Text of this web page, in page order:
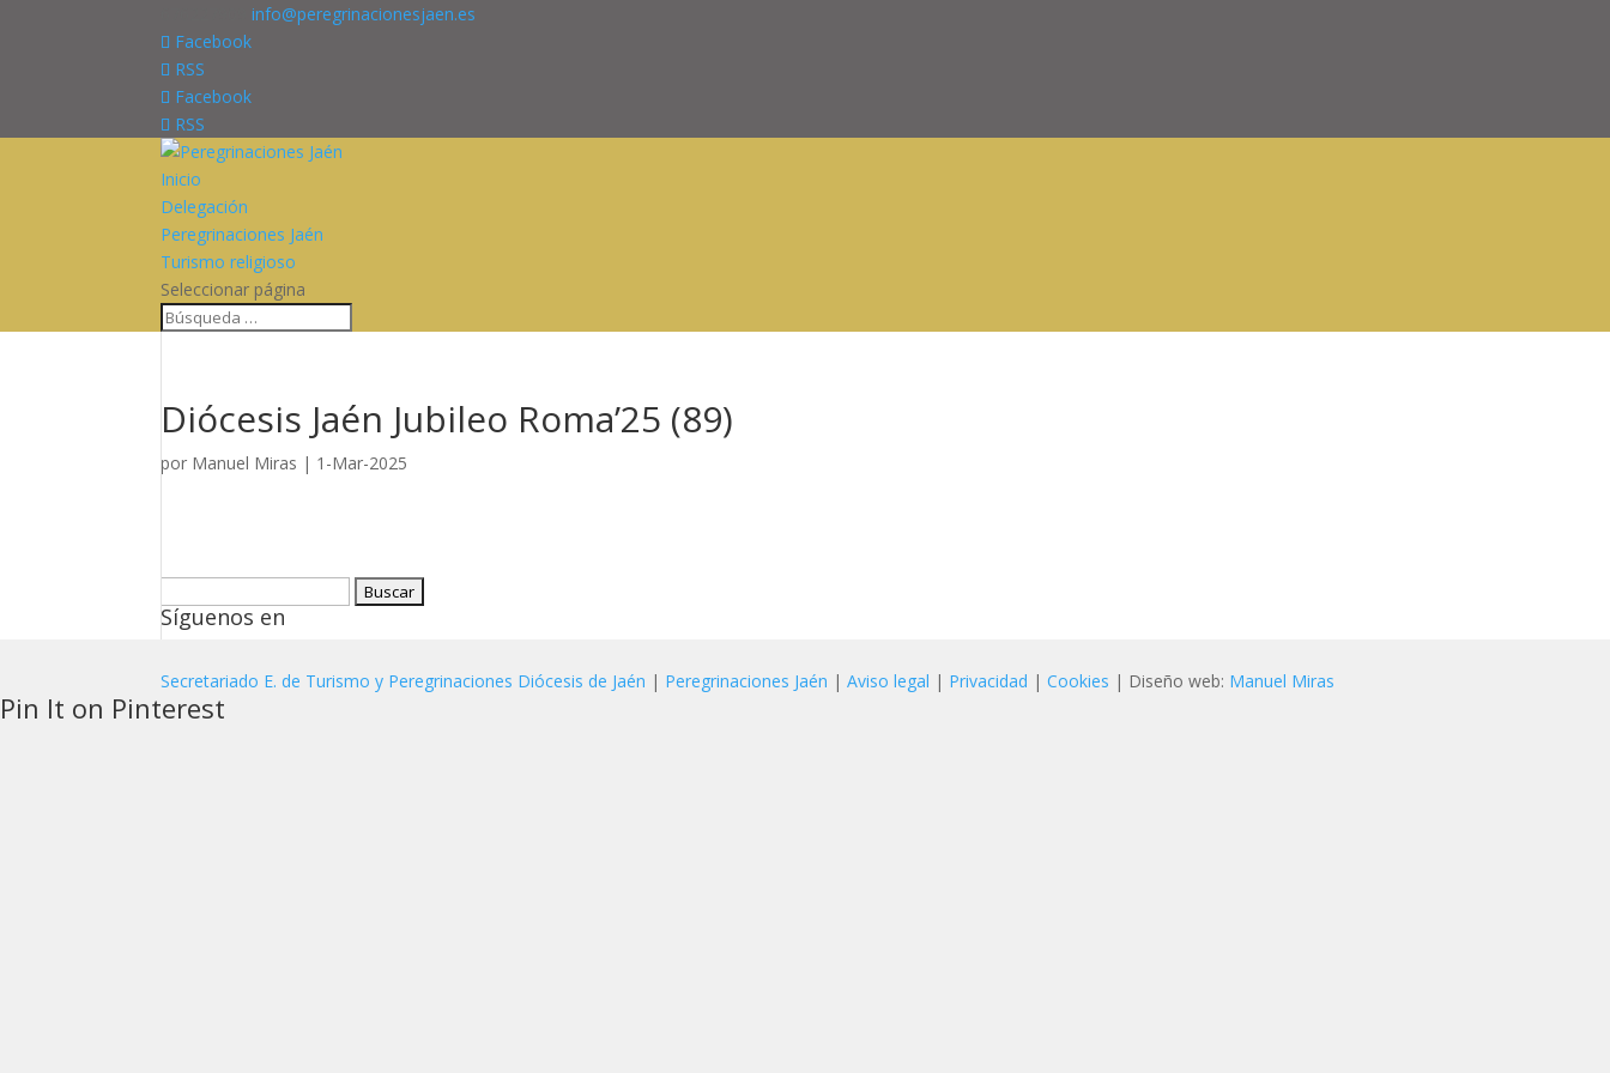
info@peregrinacionesjaen.es
Facebook
RSS
Facebook
RSS
Inicio
Delegación
Peregrinaciones Jaén
Turismo religioso
Seleccionar página
Diócesis Jaén Jubileo Roma’25 (89)
por Manuel Miras | 1-Mar-2025
Síguenos en
Secretariado E. de Turismo y Peregrinaciones Diócesis de Jaén | Peregrinaciones Jaén |Aviso legal | Privacidad |Cookies | Diseño web: Manuel Miras
Pin It on Pinterest